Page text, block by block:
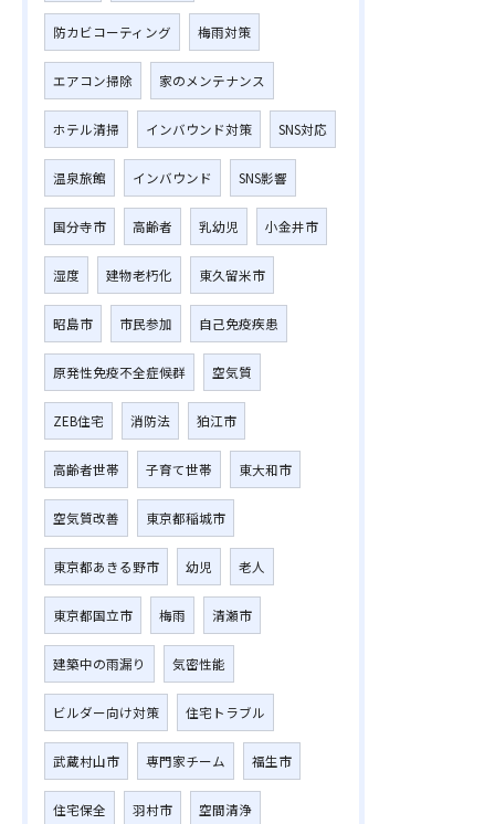
防カビコーティング 梅雨対策
エアコン掃除 家のメンテナンス
ホテル清掃 インバウンド対策 SNS対応
温泉旅館 インバウンド SNS影響
国分寺市 高齢者 乳幼児 小金井市
湿度 建物老朽化 東久留米市
昭島市 市民参加 自己免疫疾患
原発性免疫不全症候群 空気質
ZEB住宅 消防法 狛江市
高齢者世帯 子育て世帯 東大和市
空気質改善 東京都稲城市
東京都あきる野市 幼児 老人
東京都国立市 梅雨 清瀬市
建築中の雨漏り 気密性能
ビルダー向け対策 住宅トラブル
武蔵村山市 専門家チーム 福生市
住宅保全 羽村市 空間清浄